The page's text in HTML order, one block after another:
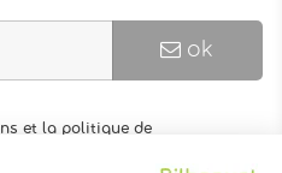
ok
et la politique de